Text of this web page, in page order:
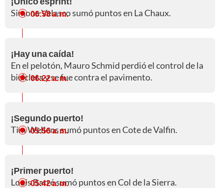
Simone Velasco sumó puntos en La Chaux.
06:58 a. m.
¡Hay una caída!
En el pelotón, Mauro Schmid perdió el control de la
bicicleta y se fue contra el pavimento.
06:22 a. m.
¡Segundo puerto!
Tim Wellens sumó puntos en Cote de Valfin.
05:56 a. m.
¡Primer puerto!
Louis Barré sumó puntos en Col de la Sierra.
05:42 a. m.